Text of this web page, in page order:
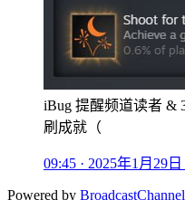
iBug 提醒频道读者 &
刷成就（
09:45 · 2025年1月29日
Powered by BroadcastChannel